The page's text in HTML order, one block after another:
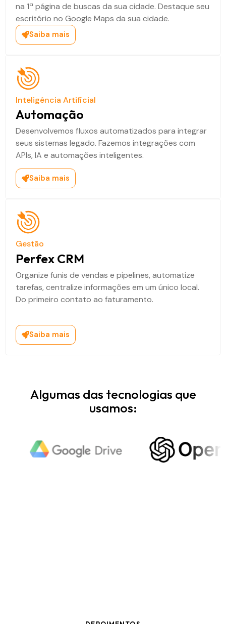
na 1ª página de buscas da sua cidade. Destaque seu
escritório no Google Maps da sua cidade.
Saiba mais
Inteligência Artificial
Automação
Desenvolvemos fluxos automatizados para integrar
seus sistemas legado. Fazemos integrações com
APIs, IA e automações inteligentes.​
Saiba mais
Gestão
Perfex CRM
Organize funis de vendas e pipelines, automatize
tarefas, centralize informações em um único local.
Do primeiro contato ao faturamento.
Saiba mais
Algumas das tecnologias que
usamos: